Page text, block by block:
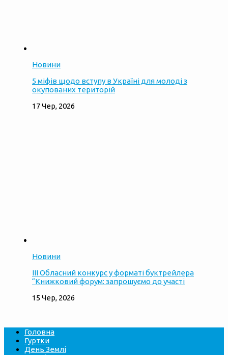
Новини
5 міфів щодо вступу в Україні для молоді з
окупованих територій
17 Чер, 2026
Новини
ІІІ Обласний конкурс у форматі буктрейлера
“Книжковий форум: запрошуємо до участі
15 Чер, 2026
Головна
Гуртки
День Землі